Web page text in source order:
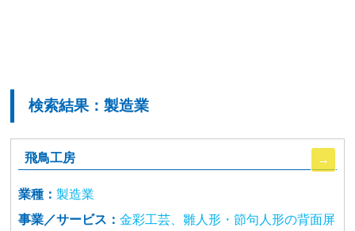
検索結果：製造業
飛鳥工房
業種： 製造業
事業／サービス： 金彩工芸、雛人形・節句人形の背面屏